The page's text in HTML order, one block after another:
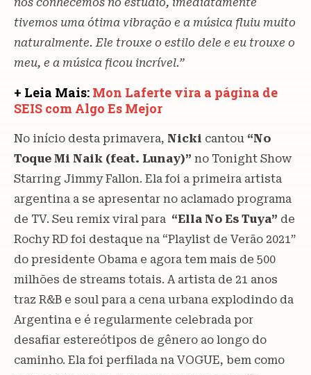
nos conhecemos no estúdio, imediatamente
tivemos uma ótima vibração e a música fluiu muito
naturalmente. Ele trouxe o estilo dele e eu trouxe o
meu, e a música ficou incrível.”
+ Leia Mais: Mon Laferte vira a página de
SEIS com Algo Es Mejor
No início desta primavera, Nicki cantou “No
Toque Mi Naik (feat. Lunay)” no Tonight Show
Starring Jimmy Fallon. Ela foi a primeira artista
argentina a se apresentar no aclamado programa
de TV. Seu remix viral para “Ella No Es Tuya” de
Rochy RD foi destaque na “Playlist de Verão 2021”
do presidente Obama e agora tem mais de 500
milhões de streams totais. A artista de 21 anos
traz R&B e soul para a cena urbana explodindo da
Argentina e é regularmente celebrada por
desafiar estereótipos de gênero ao longo do
caminho. Ela foi perfilada na VOGUE, bem como